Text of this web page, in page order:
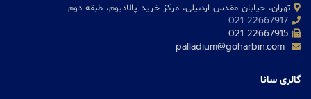
تهران، خیابان مقدس اردبیلی، مرکز خرید پالادیوم، طبقه دوم
22667917 021
گالری سانا